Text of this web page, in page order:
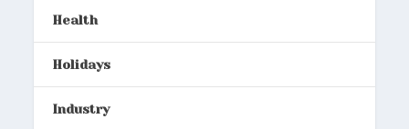
Health
Holidays
Industry